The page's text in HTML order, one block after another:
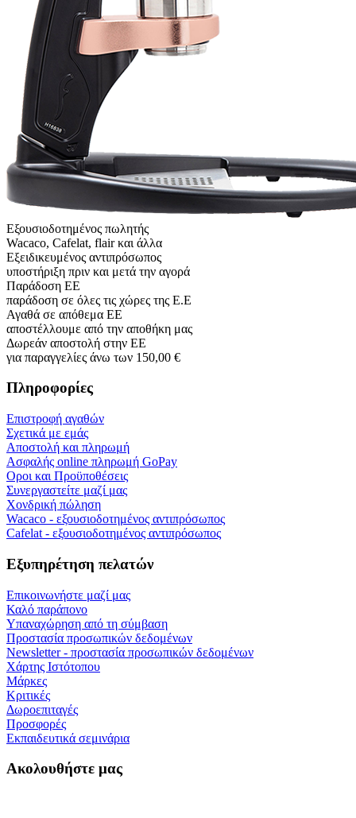
Εξουσιοδοτημένος πωλητής
Wacaco, Cafelat, flair και άλλα
Εξειδικευμένος αντιπρόσωπος
υποστήριξη πριν και μετά την αγορά
Παράδοση ΕΕ
παράδοση σε όλες τις χώρες της Ε.Ε
Αγαθά σε απόθεμα ΕΕ
αποστέλλουμε από την αποθήκη μας
Δωρεάν αποστολή στην ΕΕ
για παραγγελίες άνω των 150,00 €
Πληροφορίες
Επιστροφή αγαθών
Σχετικά με εμάς
Αποστολή και πληρωμή
Ασφαλής online πληρωμή GoPay
Οροι και Προϋποθέσεις
Συνεργαστείτε μαζί μας
Χονδρική πώληση
Wacaco - εξουσιοδοτημένος αντιπρόσωπος
Cafelat - εξουσιοδοτημένος αντιπρόσωπος
Εξυπηρέτηση πελατών
Επικοινωνήστε μαζί μας
Καλό παράπονο
Υπαναχώρηση από τη σύμβαση
Προστασία προσωπικών δεδομένων
Newsletter - προστασία προσωπικών δεδομένων
Χάρτης Ιστότοπου
Μάρκες
Κριτικές
Δωροεπιταγές
Προσφορές
Εκπαιδευτικά σεμινάρια
Ακολουθήστε μας